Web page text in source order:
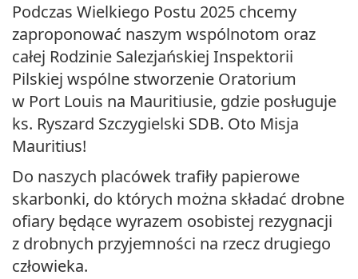
Podczas Wielkiego Postu 2025 chcemy
zaproponować naszym wspólnotom oraz
całej Rodzinie Salezjańskiej Inspektorii
Pilskiej wspólne stworzenie Oratorium
w Port Louis na Mauritiusie, gdzie posługuje
ks. Ryszard Szczygielski SDB. Oto Misja
Mauritius!
Do naszych placówek trafiły papierowe
skarbonki, do których można składać drobne
ofiary będące wyrazem osobistej rezygnacji
z drobnych przyjemności na rzecz drugiego
człowieka.